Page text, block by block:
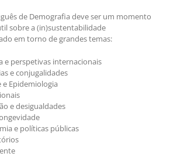
de Demografia deve ser um momento
sobre a (in)sustentabilidade
em torno de grandes temas:
e perspetivas internacionais
e conjugalidades
Epidemiologia
e desigualdades
e políticas públicas